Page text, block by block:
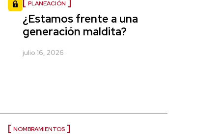
PLANEACIÓN
¿Estamos frente a una
generación maldita?
julio 16, 2026
NOMBRAMIENTOS